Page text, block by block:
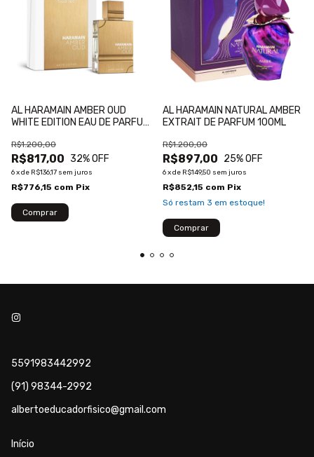
AL HARAMAIN AMBER OUD
WHITE EDITION EAU DE PARFUM
R$817,00
R$1.200,00
32% OFF
6xde R$136,17 sem juros
R$776,15 com Pix
AL HARAMAIN NATURAL AMBER
EXTRAIT DE PARFUM 100ML
R$897,00
R$1.200,00
25% OFF
6xde R$149,50 sem juros
R$852,15 com Pix
Só restam 3 em estoque!
5591983442992
(91) 98344-2992
albertoeducadorfisico@gmail.com
Início